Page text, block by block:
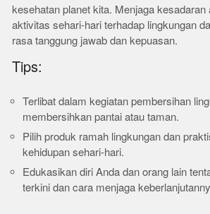
kesehatan planet kita. Menjaga
aktivitas sehari-hari terhadap lingkungan
rasa tanggung jawab dan kepuasan.
Tips:
Terlibat dalam kegiatan pembersihan
membersihkan pantai atau taman.
Pilih produk ramah lingkungan dan
kehidupan sehari-hari.
Edukasikan diri Anda dan orang lain
terkini dan cara menjaga